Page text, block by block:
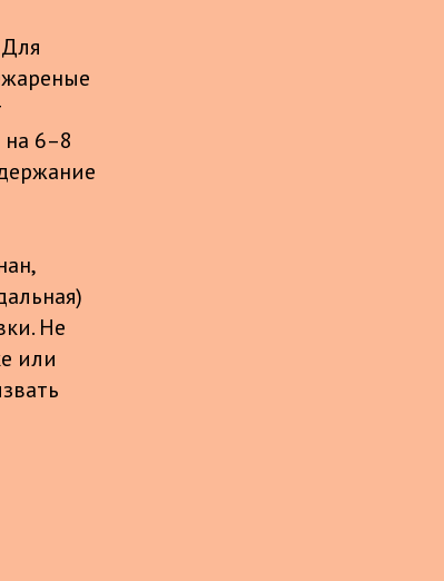
6–8
Не
или